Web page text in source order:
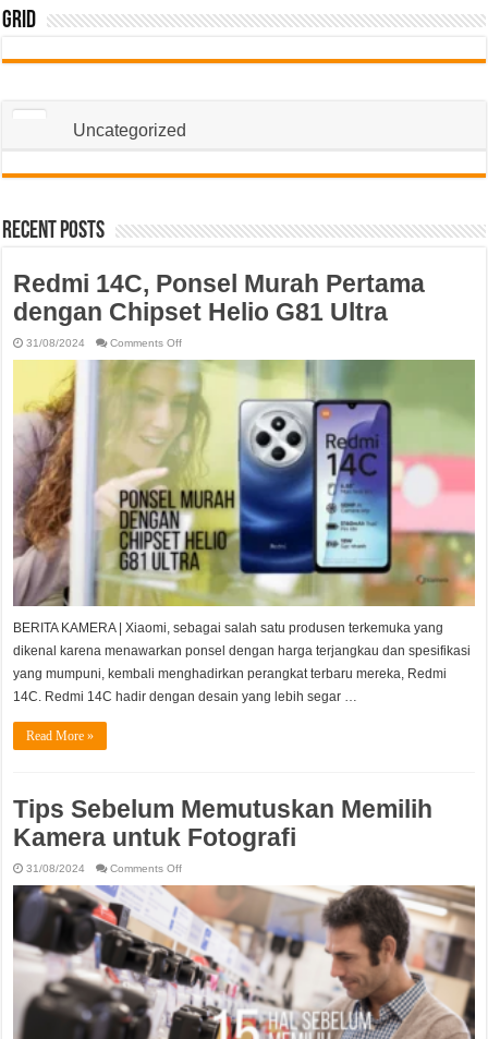
Grid
Uncategorized
Recent Posts
Redmi 14C, Ponsel Murah Pertama
dengan Chipset Helio G81 Ultra
31/08/2024 Comments Offon
Murah
Pertama
dengan
Chipset
Helio
G81
BERITA KAMERA | Xiaomi, sebagai salah satu produsen terkemuka yang
dikenal karena menawarkan ponsel dengan harga terjangkau dan spesifikasi
yang mumpuni, kembali menghadirkan perangkat terbaru mereka, Redmi
14C. Redmi 14C hadir dengan desain yang lebih segar …
Read More »
Tips Sebelum Memutuskan Memilih
Kamera untuk Fotografi
31/08/2024 Comments Offon
Memutuskan
Memilih
Kamera
untuk
Fotografi